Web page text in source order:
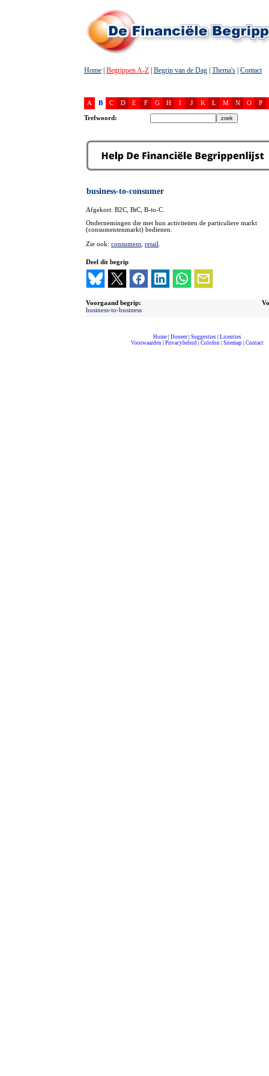
Home Begrippen A-Z Begrip van de Dag Thema's Contact
A B C D E F G H I J K L M N O P
Trefwoord:
business-to-consumer
Afgekort: B2C, BtC, B-to-C.
Ondernemingen die met hun activiteiten de particuliere markt
(consumentenmarkt) bedienen.
Zie ook: consument retail
Deel dit begrip
Voorgaand begrip:
business-to-business
Home| Doneer| Suggesties| Licenties
Voorwaarden| Privacybeleid| Colofon| Sitemap| Contact